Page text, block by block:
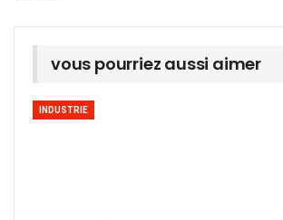
vous pourriez aussi aimer
INDUSTRIE